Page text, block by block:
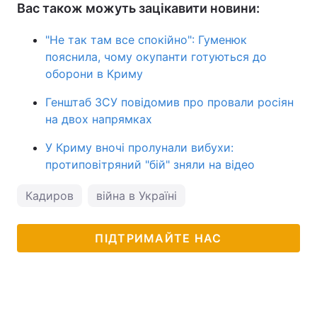
Вас також можуть зацікавити новини:
"Не так там все спокійно": Гуменюк
пояснила, чому окупанти готуються до
оборони в Криму
Генштаб ЗСУ повідомив про провали росіян
на двох напрямках
У Криму вночі пролунали вибухи:
протиповітряний "бій" зняли на відео
Кадиров війна в Україні
ПІДТРИМАЙТЕ НАС